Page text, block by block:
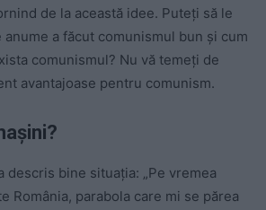
de la această idee. Puteți să le
a făcut comunismul bun și cum
comunismul? Nu vă temeți de
avantajoase pentru comunism.
descris bine situația: „Pe vremea
România, parabola care mi se părea